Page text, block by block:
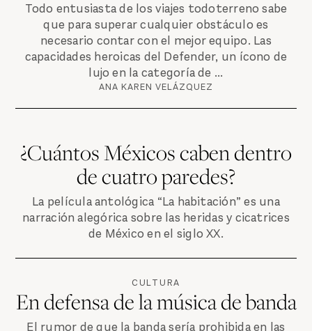
Todo entusiasta de los viajes todoterreno sabe
que para superar cualquier obstáculo es
necesario contar con el mejor equipo. Las
capacidades heroicas del Defender, un ícono de
lujo en la categoría de ...
ANA KAREN VELÁZQUEZ
¿Cuántos Méxicos caben dentro
de cuatro paredes?
La película antológica “La habitación” es una
narración alegórica sobre las heridas y cicatrices
de México en el siglo XX.
CULTURA
En defensa de la música de banda
El rumor de que la banda sería prohibida en las